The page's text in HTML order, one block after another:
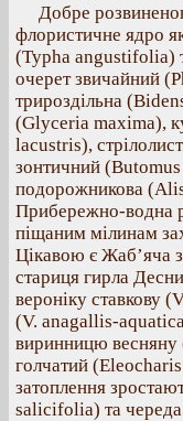
Добре
флористичне ядро
(Typha angustifolia)
очерет звичайний
трироздільна
(Glyceria maxima),
lacustris),
зонтичний
подорожникова
Прибережно-водна
піщаним мілинам
Цікавою є Жаб’яча
стариця гирла
вероніку ставкову
(V. anagallis-
виринницю весняну
голчатий
затоплення
salicifolia) та